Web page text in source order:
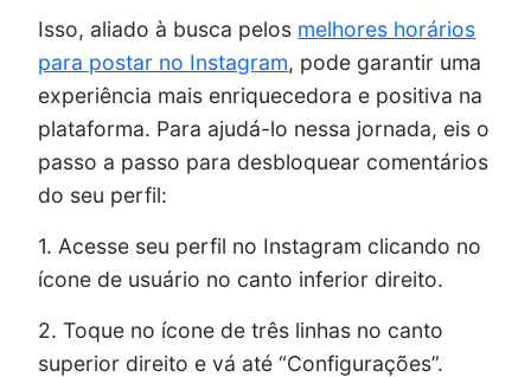
Isso, aliado à busca pelos melhores horários
para postar no Instagram, pode garantir uma
experiência mais enriquecedora e positiva na
plataforma. Para ajudá-lo nessa jornada, eis o
passo a passo para desbloquear comentários
do seu perfil:
1. Acesse seu perfil no Instagram clicando no
ícone de usuário no canto inferior direito.
2. Toque no ícone de três linhas no canto
superior direito e vá até “Configurações”.